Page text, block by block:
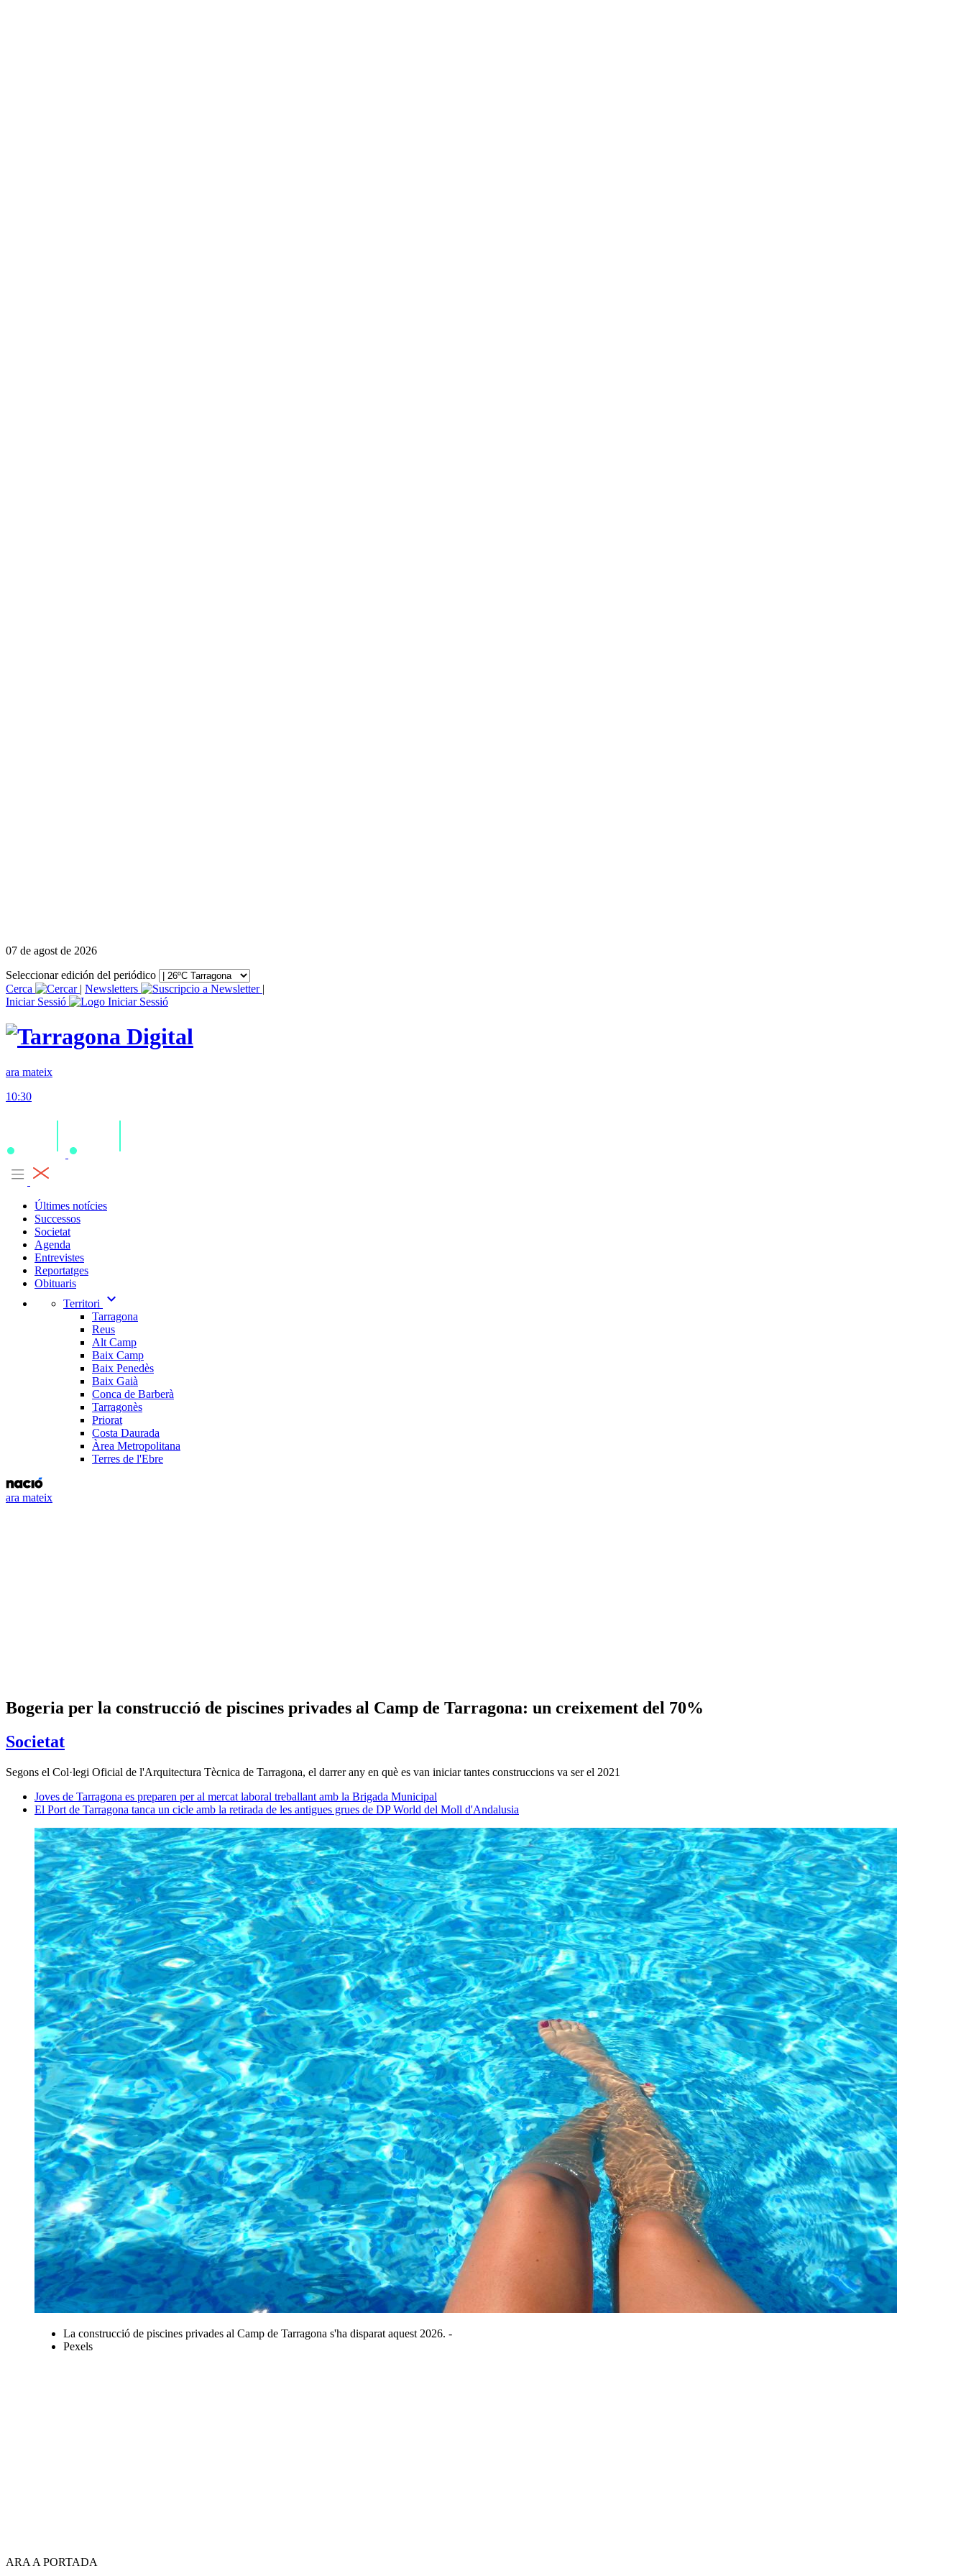
07 de agost de 2026
Seleccionar edición del periódico
Cerca
| Newsletters
|
Iniciar Sessió
ara mateix
10:30
Últimes notícies
Successos
Societat
Agenda
Entrevistes
Reportatges
Obituaris
Territori
expand_more
Tarragona
Reus
Alt Camp
Baix Camp
Baix Penedès
Baix Gaià
Conca de Barberà
Tarragonès
Priorat
Costa Daurada
Àrea Metropolitana
Terres de l'Ebre
ara mateix
Bogeria per la construcció de piscines privades al Camp de Tarragona: un creixement del 70%
Societat
Segons el Col·legi Oficial de l'Arquitectura Tècnica de Tarragona, el darrer any en què es van iniciar tantes construccions va ser el 2021
Joves de Tarragona es preparen per al mercat laboral treballant amb la Brigada Municipal
El Port de Tarragona tanca un cicle amb la retirada de les antigues grues de DP World del Moll d'Andalusia
La construcció de piscines privades al Camp de Tarragona s'ha disparat aquest 2026. -
Pexels
ARA A PORTADA